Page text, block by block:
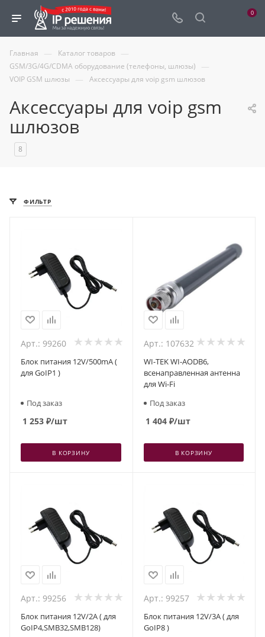
0
Главная — Каталог товаров —
GSM/3G/4G/CDMA оборудование (телефоны, шлюзы) —
VOIP GSM шлюзы — Аксессуары для voip gsm шлюзов
Аксессуары для voip gsm
шлюзов
8
ФИЛЬТР
Арт.: 99260
Блок питания 12V/500mA (
для GoIP1 )
Под заказ
1 253 ₽/шт
В КОРЗИНУ
Арт.: 107632
WI-TEK WI-AODB6,
всенаправленная антенна
для Wi-Fi
Под заказ
1 404₽/шт
В КОРЗИНУ
Арт.: 99256
Блок питания 12V/2A ( для
GoIP4,SMB32,SMB128)
Арт.: 99257
Блок питания 12V/3A ( для
GoIP8 )